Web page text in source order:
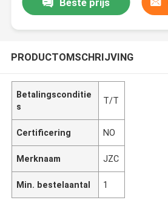
PRODUCTOMSCHRIJVING
Betalingsconditie
s
T/T
Certificering NO
Merknaam JZC
Min. bestelaantal 1